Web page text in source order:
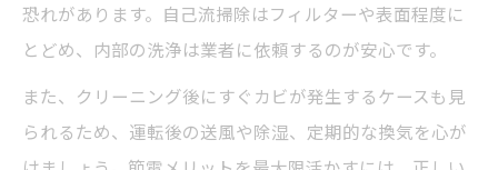
恐れがあります。自己流掃除はフィルターや表面程度に
とどめ、内部の洗浄は業者に依頼するのが安心です。
また、クリーニング後にすぐカビが発生するケースも見
られるため、運転後の送風や除湿、定期的な換気を心が